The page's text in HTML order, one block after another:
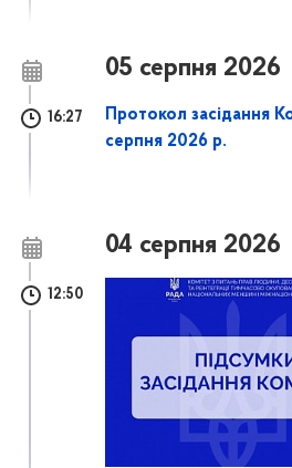
05 серпня 2026
16:27
Протокол засідання
серпня 2026 р.
04 серпня 2026
12:50